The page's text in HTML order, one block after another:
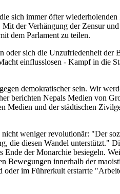
sich immer öfter
der Verhängung der Zensur
dem Parlament zu teilen.
oder sich die Unzufriedenheit der
einflusslosen - Kampf in die
demokratischer sein. Wir
berichten Nepals Medien von
Medien und der städtischen
nicht weniger revolutionär: "Der
die diesen Wandel unterstützt."
der Monarchie besiegeln.
Bewegungen innerhalb der
im Führerkult erstarrte